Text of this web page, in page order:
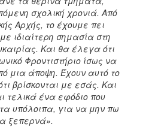
σχολική χρονιά. Από
Αρχής, το έχουμε πει
ιδιαίτερη σημασία στη
Και θα έλεγα ότι
Φροντιστήριο ίσως να
μια άποψη. Έχουν αυτό το
βρίσκονται με εσάς. Και
τελικά ένα εφόδιο που
υπόλοιπα, για να μην πω
ξεπερνά».